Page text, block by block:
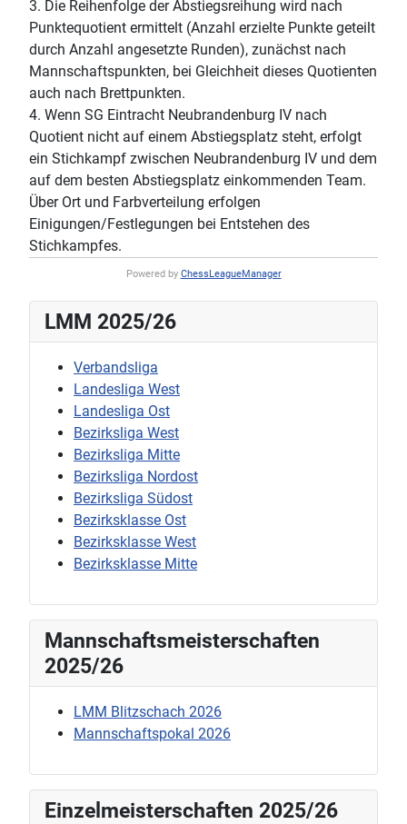
3. Die Reihenfolge der Abstiegsreihung wird nach
Punktequotient ermittelt (Anzahl erzielte Punkte geteilt
durch Anzahl angesetzte Runden), zunächst nach
Mannschaftspunkten, bei Gleichheit dieses Quotienten
auch nach Brettpunkten.
4. Wenn SG Eintracht Neubrandenburg IV nach
Quotient nicht auf einem Abstiegsplatz steht, erfolgt
ein Stichkampf zwischen Neubrandenburg IV und dem
auf dem besten Abstiegsplatz einkommenden Team.
Über Ort und Farbverteilung erfolgen
Einigungen/Festlegungen bei Entstehen des
Stichkampfes.
Powered by ChessLeagueManager
LMM 2025/26
Verbandsliga
Landesliga West
Landesliga Ost
Bezirksliga West
Bezirksliga Mitte
Bezirksliga Nordost
Bezirksliga Südost
Bezirksklasse Ost
Bezirksklasse West
Bezirksklasse Mitte
Mannschaftsmeisterschaften
2025/26
LMM Blitzschach 2026
Mannschaftspokal 2026
Einzelmeisterschaften 2025/26